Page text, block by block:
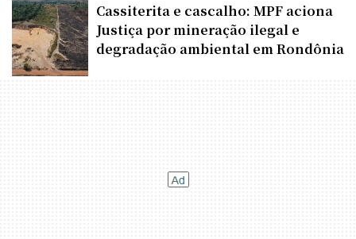
Cassiterita e cascalho: MPF aciona
Justiça por mineração ilegal e
degradação ambiental em Rondônia